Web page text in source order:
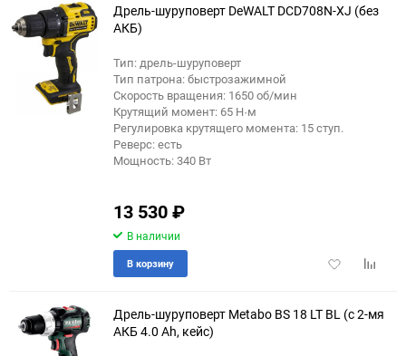
Дрель-шуруповерт DeWALT DCD708N-XJ (без
АКБ)
Тип: дрель-шуруповерт
Тип патрона: быстрозажимной
Скорость вращения: 1650 об/мин
Крутящий момент: 65 Н·м
Регулировка крутящего момента: 15 ступ.
Реверс: есть
Мощность: 340 Вт
13 530₽
В наличии
Добавить
В корзину
Дрель-шуруповерт Metabo BS 18 LT BL (с 2-мя
АКБ 4.0 Ah, кейс)